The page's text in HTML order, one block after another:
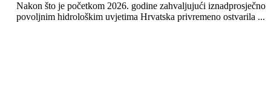
Nakon što je početkom 2026. godine zahvaljujući iznadprosječno
povoljnim hidrološkim uvjetima Hrvatska privremeno ostvarila ...